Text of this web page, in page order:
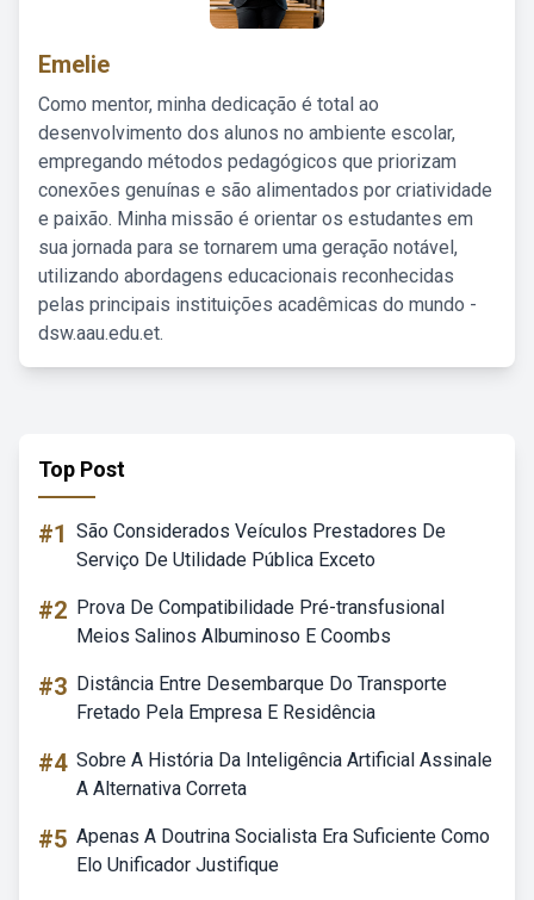
Emelie
Como mentor, minha dedicação é total ao
desenvolvimento dos alunos no ambiente escolar,
empregando métodos pedagógicos que priorizam
conexões genuínas e são alimentados por criatividade
e paixão. Minha missão é orientar os estudantes em
sua jornada para se tornarem uma geração notável,
utilizando abordagens educacionais reconhecidas
pelas principais instituições acadêmicas do mundo -
dsw.aau.edu.et.
Top Post
#1 São Considerados Veículos Prestadores De
Serviço De Utilidade Pública Exceto
#2 Prova De Compatibilidade Pré-transfusional
Meios Salinos Albuminoso E Coombs
#3 Distância Entre Desembarque Do Transporte
Fretado Pela Empresa E Residência
#4 Sobre A História Da Inteligência Artificial Assinale
A Alternativa Correta
#5 Apenas A Doutrina Socialista Era Suficiente Como
Elo Unificador Justifique